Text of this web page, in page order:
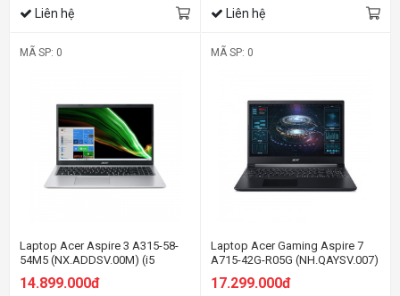
Liên hệ Liên hệ
MÃ SP: 0
Laptop Acer Aspire 3 A315-58-
54M5 (NX.ADDSV.00M) (i5
1135G7/8GB RAM/512GB
SSD/15.6 inch FHD/ Win 11/Bạc)
14.899.000đ
MÃ SP: 0
Laptop Acer Gaming Aspire 7
A715-42G-R05G (NH.QAYSV.007)
(R5 5500U/8GB RAM/512GB
SSD/15.6 inch FHD
17.299.000đ